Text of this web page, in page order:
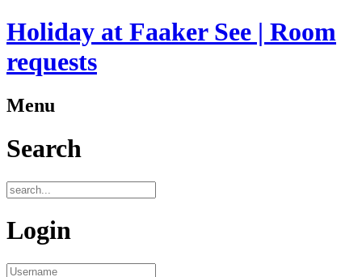
Holiday at Faaker See | Room
requests
Menu
Search
Login